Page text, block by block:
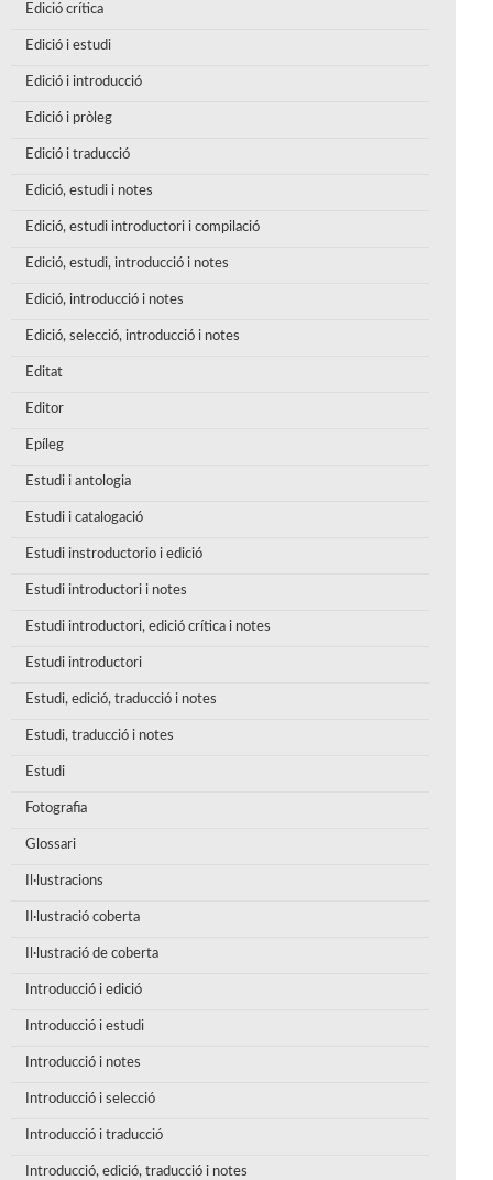
Edició crítica
Edició i estudi
Edició i introducció
Edició i pròleg
Edició i traducció
Edició, estudi i notes
Edició, estudi introductori i compilació
Edició, estudi, introducció i notes
Edició, introducció i notes
Edició, selecció, introducció i notes
Editat
Editor
Epíleg
Estudi i antologia
Estudi i catalogació
Estudi instroductorio i edició
Estudi introductori i notes
Estudi introductori, edició crítica i notes
Estudi introductori
Estudi, edició, traducció i notes
Estudi, traducció i notes
Estudi
Fotografia
Glossari
Il·lustracions
Il·lustració coberta
Il·lustració de coberta
Introducció i edició
Introducció i estudi
Introducció i notes
Introducció i selecció
Introducció i traducció
Introducció, edició, traducció i notes